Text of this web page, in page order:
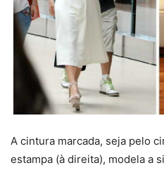
A cintura marcada, seja pelo
estampa (à direita), modela a